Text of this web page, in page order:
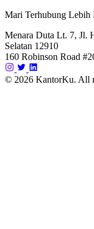
Mari Terhubung Lebih
Menara Duta Lt. 7, Jl.
Selatan 12910
160 Robinson Road
© 2026 KantorKu. All